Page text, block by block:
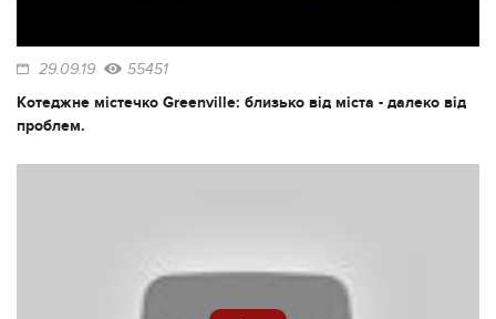
29.09.19 55451
Котеджне містечко Greenville: близько від міста - далеко від
проблем.